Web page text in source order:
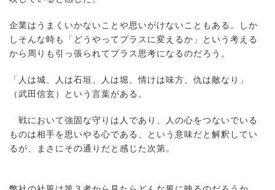
企業はうまくいかないことや思いがけないこともある。しか
しそんな時も「どうやってプラスに変えるか」という考える
から周りも引っ張られてプラス思考になるのだろう。
「人は城、人は石垣、人は堀、情けは味方、仇は敵なり」
（武田信玄）という言葉がある。
戦において強固な守りは人であり、人の心をつないでいる
ものは相手を思いやる心である、という意味だと解釈してい
るが、まさにその通りだと感じた次第。